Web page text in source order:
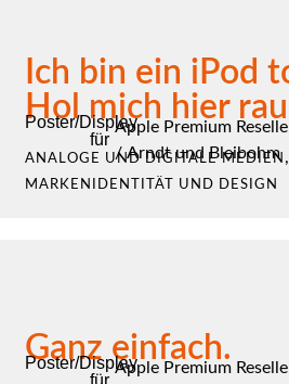
Ich bin ein iPod
Hol mich hier
Poster/Display
für
Apple Premium
/Arndt und Bleibohm
ANALOGE UND DIGITALE MEDIEN ,
MARKENIDENTITÄT UND DESIGN
Ganz einfach.
Poster/Display
für
Apple Premium